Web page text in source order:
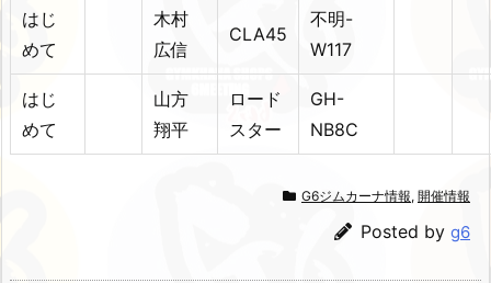
はじ
めて
木村
広信
CLA45
不明-
W117
はじ
めて
山方
翔平
ロード
スター
GH-
NB8C
G6ジムカーナ情報, 開催情報
Posted by g6